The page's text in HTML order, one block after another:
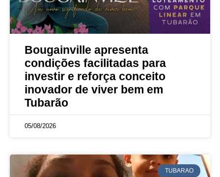
Bougainville apresenta
condições facilitadas para
investir e reforça conceito
inovador de viver bem em
Tubarão
05/08/2026
TUBARAO